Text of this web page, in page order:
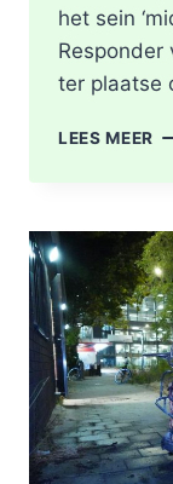
het sein
Responder
ter plaatse
LEES MEER
IN